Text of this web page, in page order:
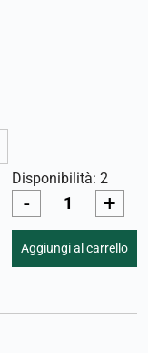
Disponibilità: 2
- +
Aggiungi al carrello